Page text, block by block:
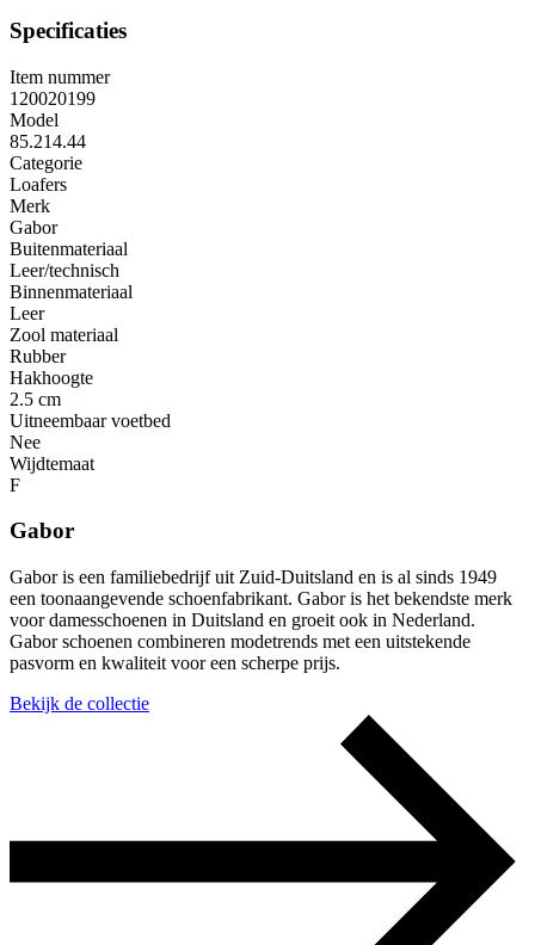
Specificaties
Item nummer
120020199
Model
85.214.44
Categorie
Loafers
Merk
Gabor
Buitenmateriaal
Leer/technisch
Binnenmateriaal
Leer
Zool materiaal
Rubber
Hakhoogte
2.5 cm
Uitneembaar voetbed
Nee
Wijdtemaat
F
Gabor
Gabor is een familiebedrijf uit Zuid-Duitsland en is al sinds 1949
een toonaangevende schoenfabrikant. Gabor is het bekendste merk
voor damesschoenen in Duitsland en groeit ook in Nederland.
Gabor schoenen combineren modetrends met een uitstekende
pasvorm en kwaliteit voor een scherpe prijs.
Bekijk de collectie